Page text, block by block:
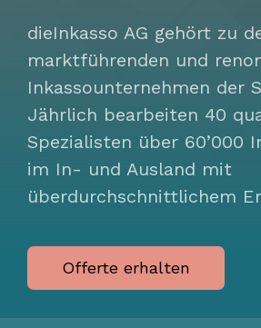
dieInkasso AG gehört zu
marktführenden und
Inkassounternehmen der
Jährlich bearbeiten 40
Spezialisten über 60’000
im In- und Ausland mit
überdurchschnittlichem
Offerte erhalten